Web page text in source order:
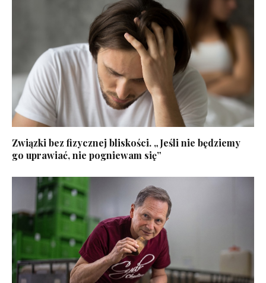
Związki bez fizycznej bliskości. „Jeśli nie będziemy
go uprawiać, nie pogniewam się”